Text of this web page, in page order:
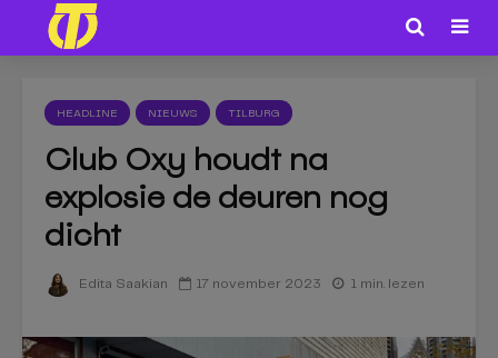
HEADLINE NIEUWS TILBURG
Club Oxy houdt na
explosie de deuren nog
dicht
Edita Saakian 17 november 2023 1 min. lezen